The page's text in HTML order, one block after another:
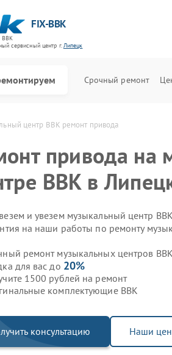
FIX-BBK
BBK
cервисный центр г.Липецк
Срочный ремонт
центр BBK ремонт привода
привода на
BBK в
и увезем музыкальный центр
на наши работы по ремонту
ремонт музыкальных центров
для вас до 20%
1500 рублей на ремонт
комплектующие BBK
консультацию Наши